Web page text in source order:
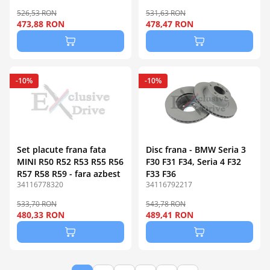
526,53 RON
473,88 RON
531,63 RON
478,47 RON
Set placute frana fata
MINI R50 R52 R53 R55 R56
R57 R58 R59 - fara azbest
34116778320
533,70 RON
480,33 RON
-10%
Disc frana - BMW Seria 3
F30 F31 F34, Seria 4 F32
F33 F36
34116792217
543,78 RON
489,41 RON
-10%